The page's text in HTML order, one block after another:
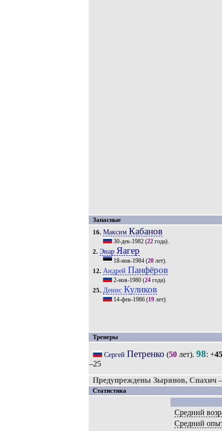
Запасные
16. Максим Кабанов
30-дек-1982(22года).
2. Энар Яагер
18-ноя-1984(20лет).
12. Андрей Панфёров
2-ноя-1980(24года).
25. Денис Куликов
14-фев-1986(19лет).
Тренеры
Сергей Петренко (50лет). 98: +45
–25
Предупреждены Зырянов, Спахич
Статистика
Средний
Средний